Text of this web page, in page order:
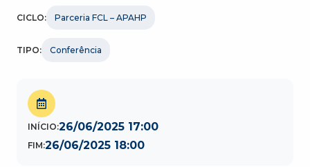
CICLO: Parceria FCL – APAHP
TIPO: Conferência
INÍCIO:26/06/2025 17:00
FIM:26/06/2025 18:00